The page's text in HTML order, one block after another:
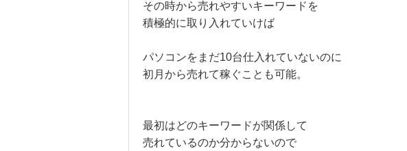
その時から売れやすいキーワードを
積極的に取り入れていけば
パソコンをまだ10台仕入れていないのに
初月から売れて稼ぐことも可能。
最初はどのキーワードが関係して
売れているのか分からないので